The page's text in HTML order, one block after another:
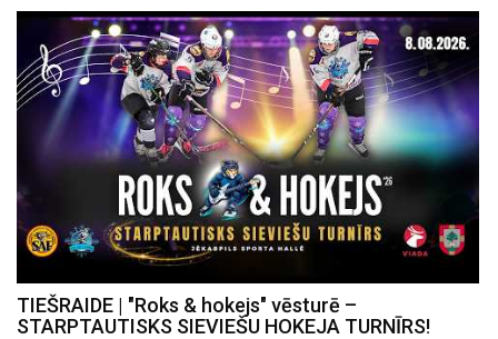
TIEŠRAIDE | "Roks & hokejs" vēsturē –
STARPTAUTISKS SIEVIEŠU HOKEJA TURNĪRS!